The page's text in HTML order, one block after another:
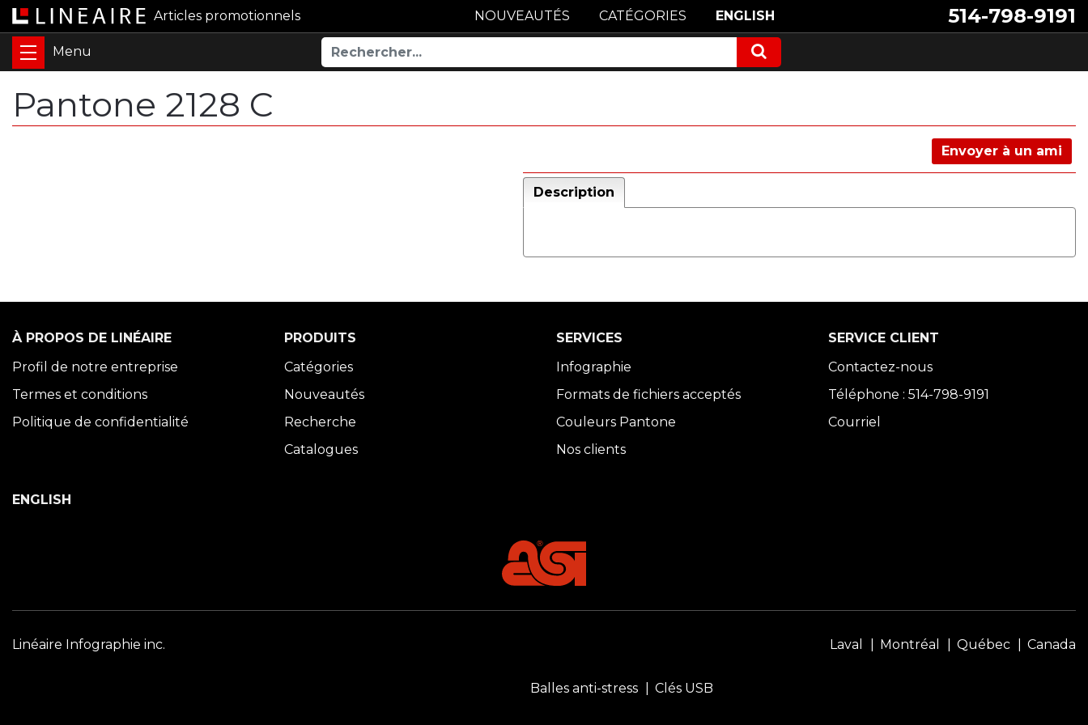
Articles promotionnels 514-798-9191
NOUVEAUTÉS CATÉGORIES ENGLISH
Pantone 2128 C
Envoyer à un ami
Description
À PROPOS DE LINÉAIRE
Profil de notre entreprise
Termes et conditions
Politique de confidentialité
PRODUITS
Catégories
Nouveautés
Recherche
Catalogues
SERVICES
Infographie
Formats de fichiers acceptés
Couleurs Pantone
Nos clients
SERVICE CLIENT
Contactez-nous
Téléphone : 514-798-9191
Courriel
ENGLISH
Linéaire Infographie inc. Laval Montréal Québec Canada
Balles anti-stress Clés USB